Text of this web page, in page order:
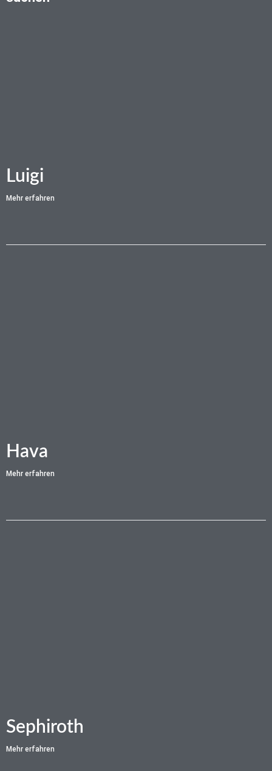
Luigi
Mehr erfahren
Hava
Mehr erfahren
Sephiroth
Mehr erfahren